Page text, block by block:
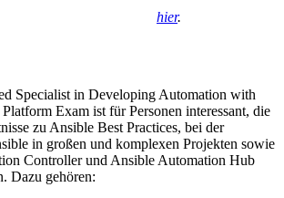
hier.
Specialist in Developing Automation with
Exam ist für Personen interessant, die
zu Ansible Best Practices, bei der
in großen und komplexen Projekten sowie
Controller und Ansible Automation Hub
Dazu gehören: